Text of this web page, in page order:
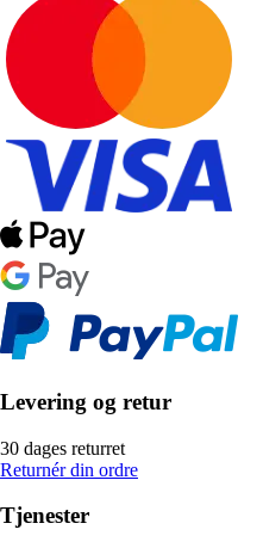
Levering og retur
30 dages returret
Returnér din ordre
Tjenester